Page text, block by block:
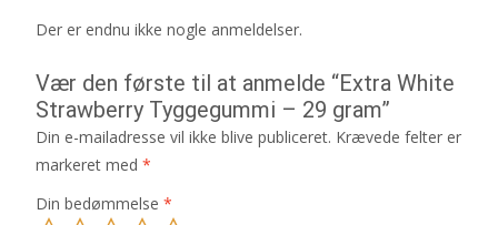
Der er endnu ikke nogle anmeldelser.
Vær den første til at anmelde “Extra White
Strawberry Tyggegummi – 29 gram”
Din e-mailadresse vil ikke blive publiceret. Krævede felter er
markeret med *
Din bedømmelse *